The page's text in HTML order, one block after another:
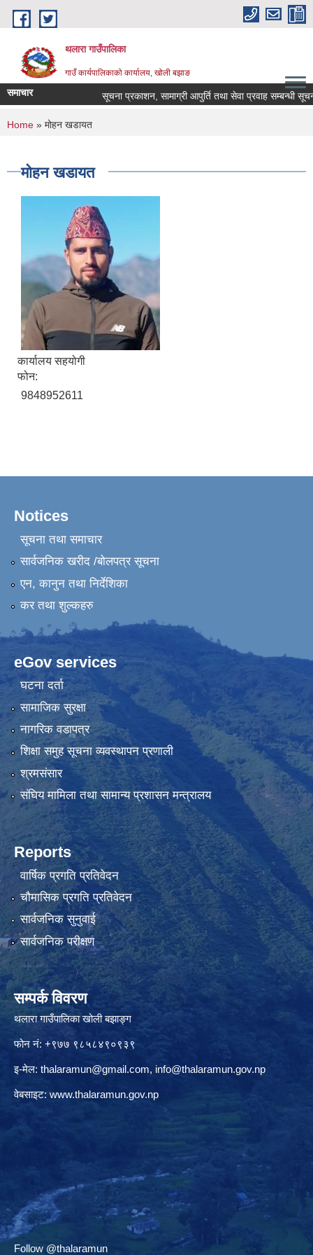
Skip to main content
थलारा गाउँपालिका
गाउँ कार्यपालिकाको कार्यालय, खोली बझाङ
समाचार सूचना प्रकाशन, सामाग्री आपुर्ति तथा सेवा प्रवाह सम्बन्धी सूचना।
You are here
Home » मोहन खडायत
मोहन खडायत
कार्यालय सहयोगी
फोन:
9848952611
Notices
सूचना तथा समाचार
सार्वजनिक खरीद /बोलपत्र सूचना
एन, कानुन तथा निर्देशिका
कर तथा शुल्कहरु
eGov services
घटना दर्ता
सामाजिक सुरक्षा
नागरिक वडापत्र
शिक्षा समुह सूचना व्यवस्थापन प्रणाली
श्रमसंसार
संघिय मामिला तथा सामान्य प्रशासन मन्त्रालय
Reports
वार्षिक प्रगति प्रतिवेदन
चौमासिक प्रगति प्रतिवेदन
सार्वजनिक सुनुवाई
सार्वजनिक परीक्षण
सम्पर्क विवरण
थलारा गाउँपालिका खोली बझाङ्ग
फोन नं: +९७७ ९८५८४९०९३९
इ-मेल: thalaramun@gmail.com, info@thalaramun.gov.np
वेबसाइट: www.thalaramun.gov.np
Follow @thalaramun